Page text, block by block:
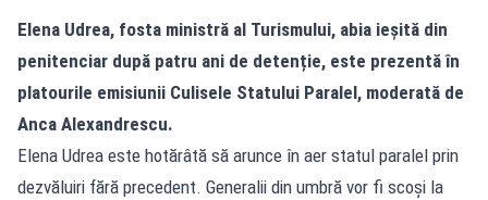
Elena Udrea, fosta ministră al Turismului, abia ieșită din
penitenciar după patru ani de detenție, este prezentă în
platourile emisiunii Culisele Statului Paralel, moderată de
Anca Alexandrescu.
Elena Udrea este hotărâtă să arunce în aer statul paralel prin
dezvăluiri fără precedent. Generalii din umbră vor fi scoși la